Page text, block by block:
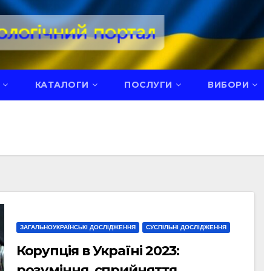
КАТАЛОГИ ПОСЛУГИ ВИБОРИ
ЗАГАЛЬНОУКРАЇНСЬКІ ДОСЛІДЖЕННЯ СУСПІЛЬНІ ДОСЛІДЖЕННЯ
Корупція в Україні 2023: